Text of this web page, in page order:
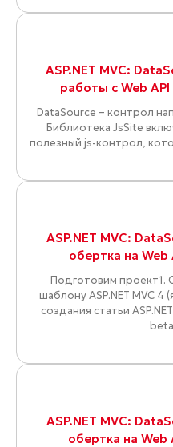
ASP.NET MVC:
работы с Web
DataSource – контрол
Библиотека JsSite
полезный js-контрол,
ASP.NET MVC:
обертка на Web
Подготовим проект1.
шаблону ASP.NET MVC 4
создания статьи
ASP.NET MVC:
обертка на Web